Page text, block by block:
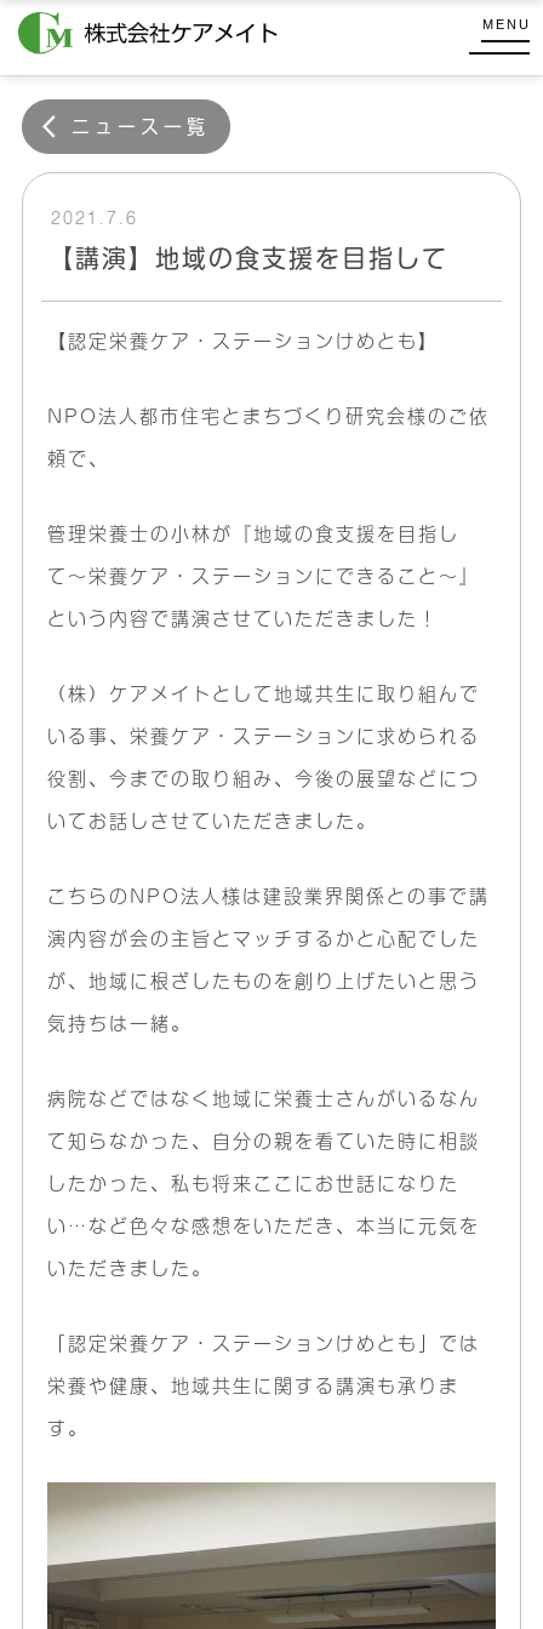
ン
テ株
式
会
社
MENU
ニュース一覧
2021.7.6
【講演】地域の食支援を目指して
【認定栄養ケア・ステーションけめとも】
NPO法人都市住宅とまちづくり研究会様のご依
頼で、
管理栄養士の小林が『地域の食支援を目指し
て〜栄養ケア・ステーションにできること〜』
という内容で講演させていただきました！
（株）ケアメイトとして地域共生に取り組んで
いる事、栄養ケア・ステーションに求められる
役割、今までの取り組み、今後の展望などにつ
いてお話しさせていただきました。
こちらのNPO法人様は建設業界関係との事で講
演内容が会の主旨とマッチするかと心配でした
が、地域に根ざしたものを創り上げたいと思う
気持ちは一緒。
病院などではなく地域に栄養士さんがいるなん
て知らなかった、自分の親を看ていた時に相談
したかった、私も将来ここにお世話になりた
い…など色々な感想をいただき、本当に元気を
いただきました。
「認定栄養ケア・ステーションけめとも」では
栄養や健康、地域共生に関する講演も承りま
す。
式
会
ケ
ア
メ
イ